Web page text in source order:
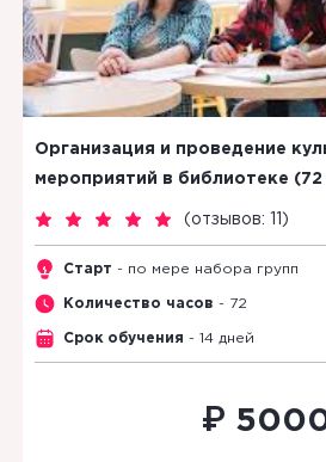
Организация и проведение
мероприятий в библиотеке (72
( отзывов: 11 )
Старт - по мере набора групп
Количество часов - 72
Срок обучения - 14 дней
₽